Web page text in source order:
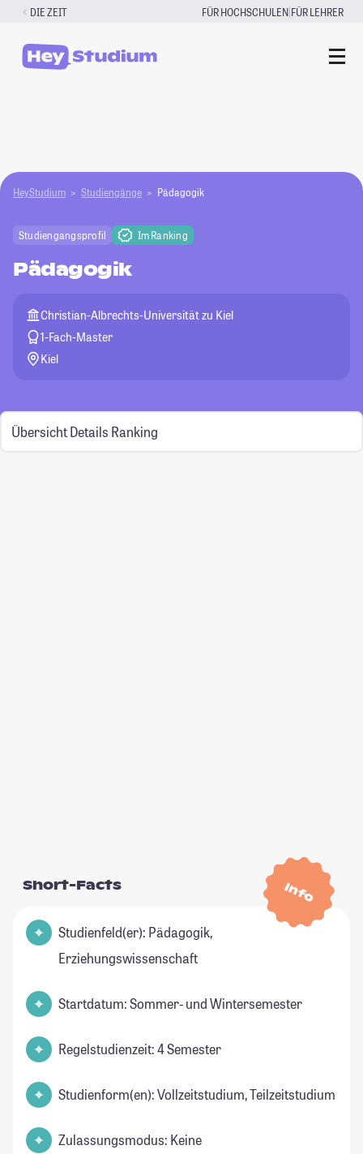
Zum
springen
DIE ZEIT FÜR HOCHSCHULEN|FÜR LEHRER
HeyStudium Studiengänge Pädagogik
Studiengangsprofil Im Ranking
Pädagogik
Christian-Albrechts-Universität zu Kiel
1-Fach-Master
Kiel
Übersicht Details Ranking
Info
Short-Facts
Studienfeld(er): Pädagogik,
Erziehungswissenschaft
Startdatum: Sommer- und Wintersemester
Regelstudienzeit: 4 Semester
Studienform(en): Vollzeitstudium, Teilzeitstudium
Zulassungsmodus: Keine